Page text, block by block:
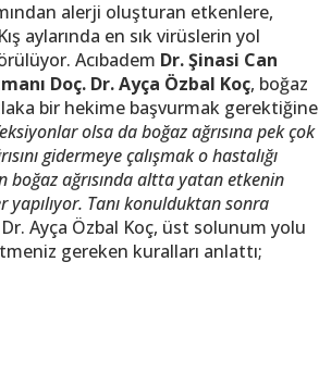
alerji oluşturan etkenlere,
aylarında en sık virüslerin yol
Acıbadem Dr. Şinasi Can
Doç. Dr. Ayça Özbal Koç, boğaz
bir hekime başvurmak gerektiğine
olsa da boğaz ağrısına pek çok
gidermeye çalışmak o hastalığı
ağrısında altta yatan etkenin
Tanı konulduktan sonra
Ayça Özbal Koç, üst solunum yolu
gereken kuralları anlattı;